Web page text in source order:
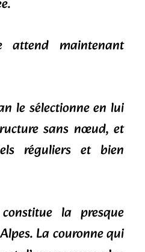
attend maintenant
le sélectionne en lui
sans nœud, et
réguliers et bien
la presque
La couronne qui